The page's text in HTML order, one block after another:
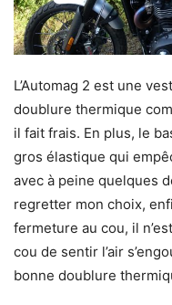
L’Automag 2 est une
doublure thermique
il fait frais. En plus, le
gros élastique qui
avec à peine quelques
regretter mon choix,
fermeture au cou, il
cou de sentir l’air
bonne doublure